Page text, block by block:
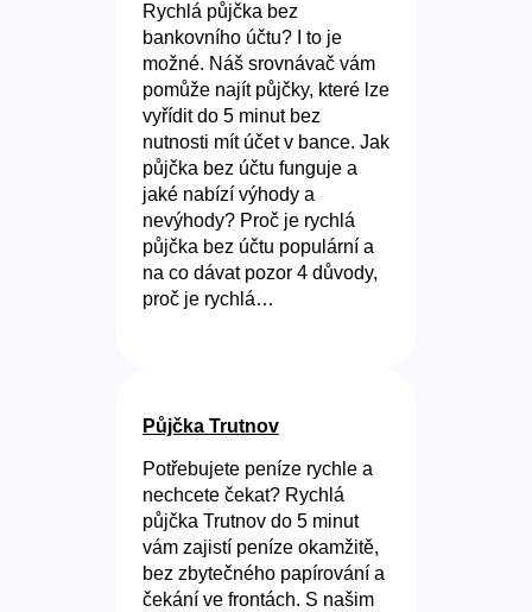
Rychlá půjčka bez
bankovního účtu? I to je
možné. Náš srovnávač vám
pomůže najít půjčky, které lze
vyřídit do 5 minut bez
nutnosti mít účet v bance. Jak
půjčka bez účtu funguje a
jaké nabízí výhody a
nevýhody? Proč je rychlá
půjčka bez účtu populární a
na co dávat pozor 4 důvody,
proč je rychlá…
Půjčka Trutnov
Potřebujete peníze rychle a
nechcete čekat? Rychlá
půjčka Trutnov do 5 minut
vám zajistí peníze okamžitě,
bez zbytečného papírování a
čekání ve frontách. S našim